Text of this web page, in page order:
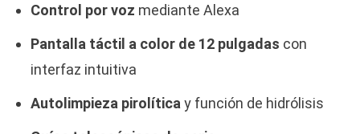
Control por voz mediante Alexa
Pantalla táctil a color de 12 pulgadas con
interfaz intuitiva
Autolimpieza pirolítica y función de hidrólisis